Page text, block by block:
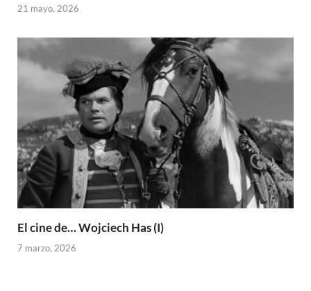
21 mayo, 2026
El cine de… Wojciech Has (I)
7 marzo, 2026